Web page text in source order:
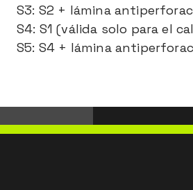
S3: S2 + lámina
S4: S1 (válida solo para el
S5: S4 + lámina